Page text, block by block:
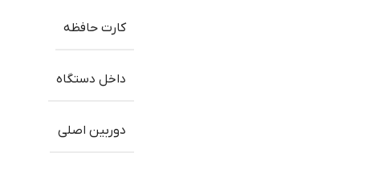
کارت حافظه
داخل دستگاه
دوربین اصلی